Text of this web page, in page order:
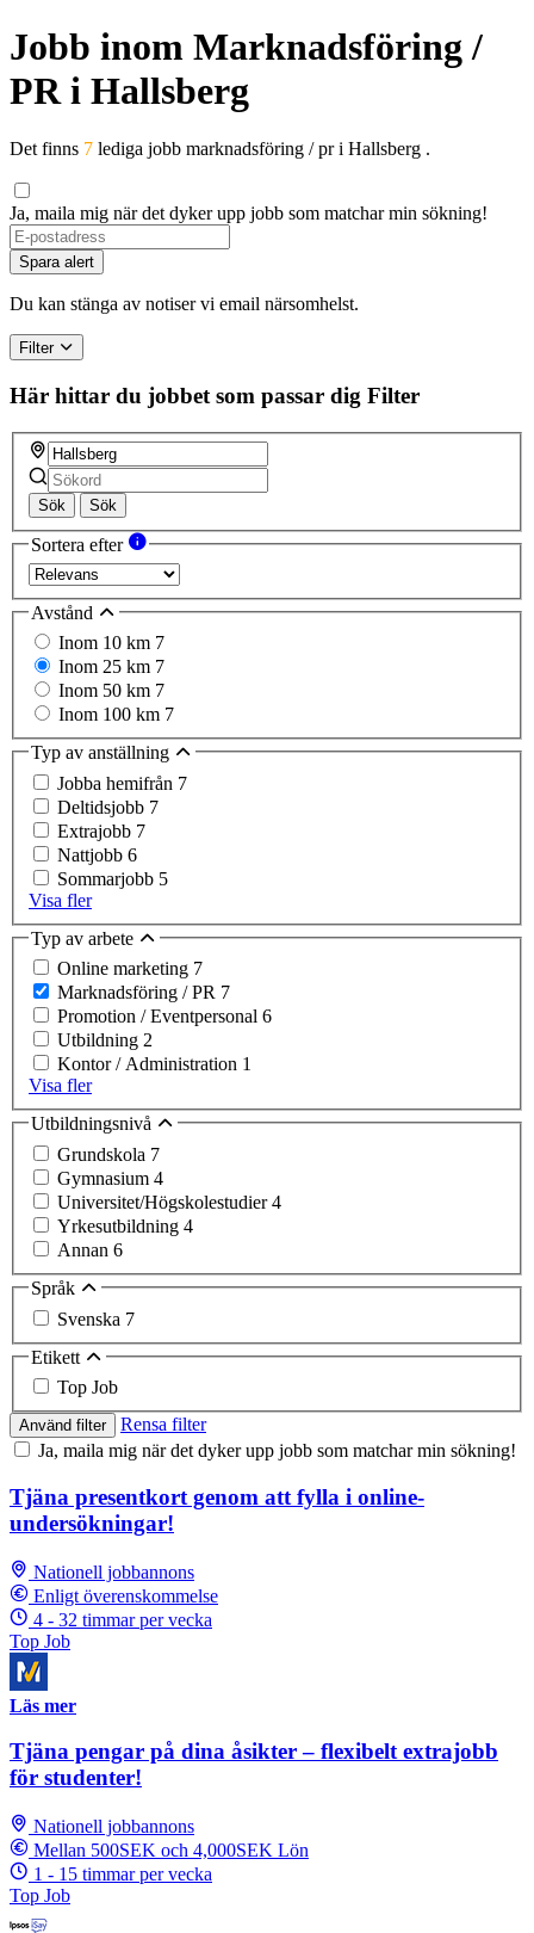
Jobb inom Marknadsföring /
PR i Hallsberg
Det finns 7 lediga jobb marknadsföring / pr i Hallsberg .
Ja, maila mig när det dyker upp jobb som matchar min sökning!
Spara alert
Du kan stänga av notiser vi email närsomhelst.
Filter
Här hittar du jobbet som passar dig Filter
Sök Sök
Sortera efter
Avstånd
Inom 10 km 7
Inom 25 km 7
Inom 50 km 7
Inom 100 km 7
Typ av anställning
Jobba hemifrån 7
Deltidsjobb 7
Extrajobb 7
Nattjobb 6
Sommarjobb 5
Visa fler
Typ av arbete
Online marketing 7
Marknadsföring / PR 7
Promotion / Eventpersonal 6
Utbildning 2
Kontor / Administration 1
Visa fler
Utbildningsnivå
Grundskola 7
Gymnasium 4
Universitet/Högskolestudier4
Yrkesutbildning 4
Annan 6
Språk
Svenska 7
Etikett
Top Job
Använd filter
Rensa filter
Ja, maila mig när det dyker upp jobb som matchar min sökning!
Tjäna presentkort genom att fylla i online-
undersökningar!
Nationell jobbannons
Enligt överenskommelse
4 - 32 timmar per vecka
Top Job
Läs mer
Tjäna pengar på dina åsikter – flexibelt extrajobb
för studenter!
Nationell jobbannons
Mellan 500SEK och 4,000SEK Lön
1 - 15 timmar per vecka
Top Job